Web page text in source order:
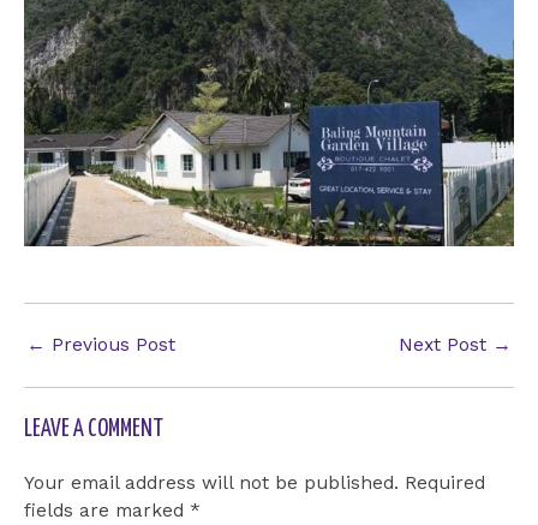
← Previous Post Next Post →
LEAVE A COMMENT
Your email address will not be published. Required
fields are marked *